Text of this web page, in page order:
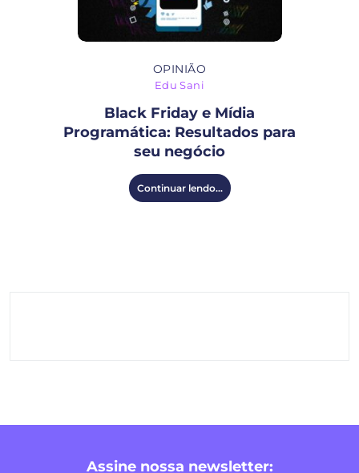
OPINIÃO
Edu Sani
Black Friday e Mídia
Programática: Resultados para
seu negócio
Continuar lendo...
Assine nossa newsletter: